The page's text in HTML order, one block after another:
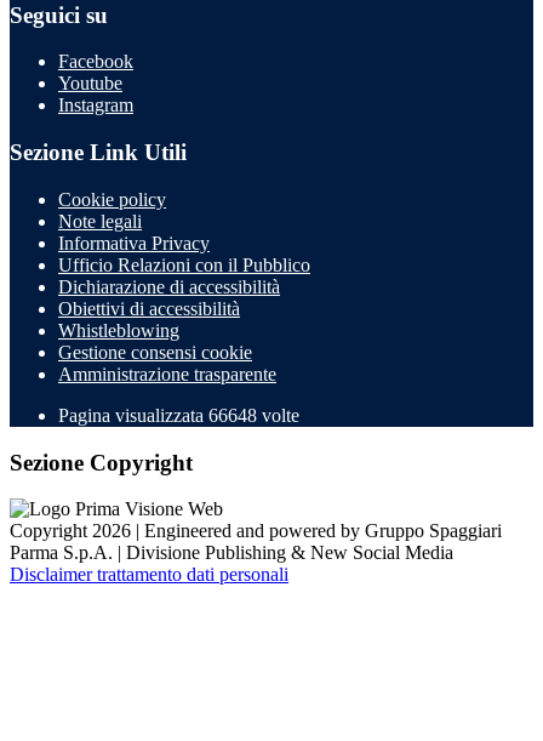
Seguici su
Facebook
Youtube
Instagram
Sezione Link Utili
Cookie policy
Note legali
Informativa Privacy
Ufficio Relazioni con il Pubblico
Dichiarazione di accessibilità
Obiettivi di accessibilità
Whistleblowing
Gestione consensi cookie
Amministrazione trasparente
Pagina visualizzata 66648 volte
Sezione Copyright
Copyright 2026 | Engineered and powered by Gruppo Spaggiari
Parma S.p.A. | Divisione Publishing & New Social Media
Disclaimer trattamento dati personali